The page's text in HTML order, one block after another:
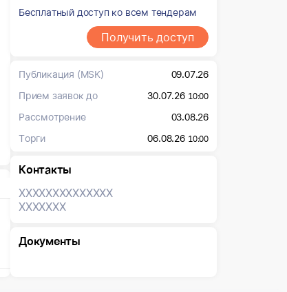
Бесплатный доступ ко всем тендерам
Получить доступ
Публикация (MSK)
09.07.26
Прием заявок до
30.07.26 10:00
Рассмотрение
03.08.26
Торги
06.08.26 10:00
Контакты
XXXXXXXXXXXXXX
XXXXXXX
Документы